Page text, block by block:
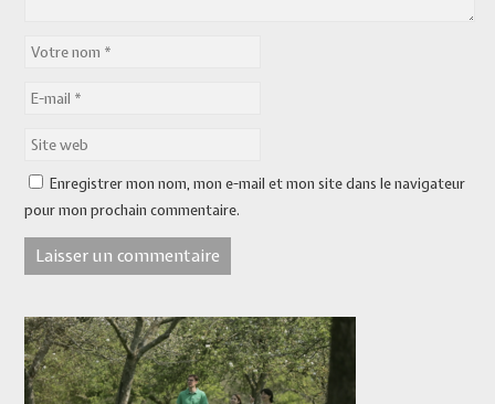
Enregistrer mon nom, mon e-mail et mon site dans le navigateur
pour mon prochain commentaire.